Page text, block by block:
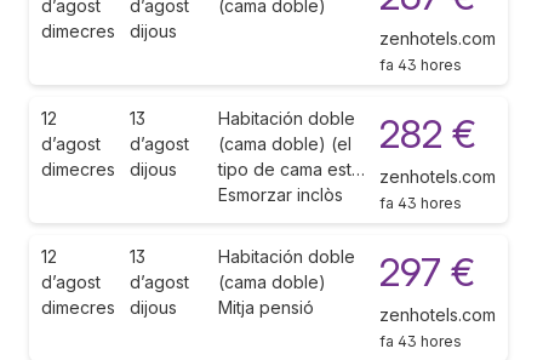
d’agost
dimecres
d’agost
dijous
(cama doble)
zenhotels.com
fa 43 hores
12
d’agost
dimecres
13
d’agost
dijous
Habitación doble
(cama doble) (el
tipo de cama est…
Esmorzar inclòs
282 €
zenhotels.com
fa 43 hores
12
d’agost
dimecres
13
d’agost
dijous
Habitación doble
(cama doble)
Mitja pensió
297 €
zenhotels.com
fa 43 hores